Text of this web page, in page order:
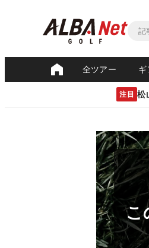
全ツアー ギ
注目 松
こ